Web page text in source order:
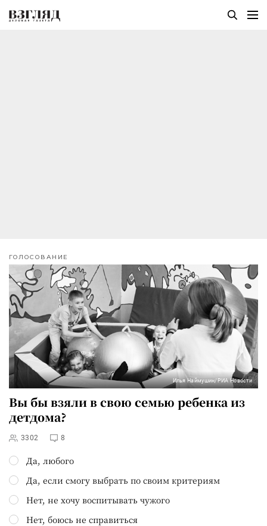
ГОЛОСОВАНИЕ
Илья Наймушин/РИА Новости
Вы бы взяли в свою семью ребенка из
детдома?
3302 8
Да, любого
Да, если смогу выбрать по своим критериям
Нет, не хочу воспитывать чужого
Нет, боюсь не справиться